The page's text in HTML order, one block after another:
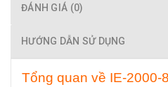
ĐÁNH GIÁ (0)
HƯỚNG DẪN SỬ DỤNG
Tổng quan về IE-2000-